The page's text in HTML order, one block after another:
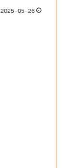
2025-05-26